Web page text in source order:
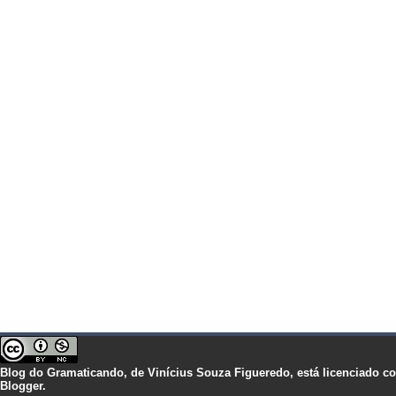
Blog do Gramaticando, de Vinícius Souza Figueredo, está licenciado
Blogger.